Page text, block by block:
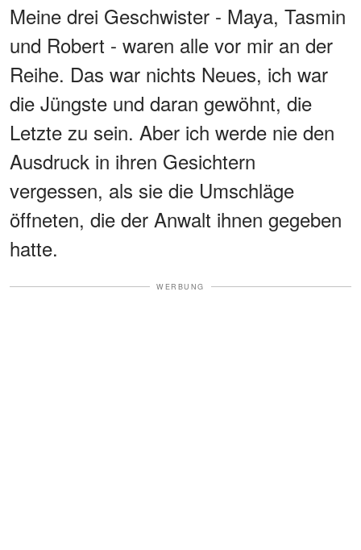
Meine drei Geschwister - Maya, Tasmin
und Robert - waren alle vor mir an der
Reihe. Das war nichts Neues, ich war
die Jüngste und daran gewöhnt, die
Letzte zu sein. Aber ich werde nie den
Ausdruck in ihren Gesichtern
vergessen, als sie die Umschläge
öffneten, die der Anwalt ihnen gegeben
hatte.
WERBUNG